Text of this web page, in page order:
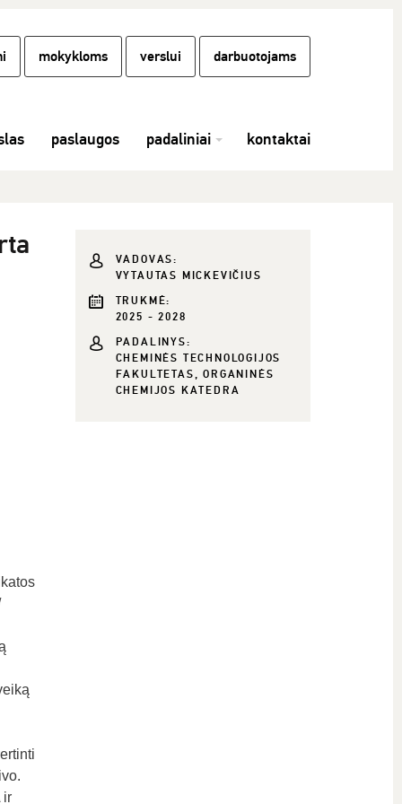
mokykloms verslui darbuotojams
paslaugos padaliniai kontaktai
ir
VADOVAS:
VYTAUTAS MICKEVIČIUS
TRUKMĖ:
2025 - 2028
PADALINYS:
CHEMINĖS TECHNOLOGIJOS
FAKULTETAS, ORGANINĖS
CHEMIJOS KATEDRA